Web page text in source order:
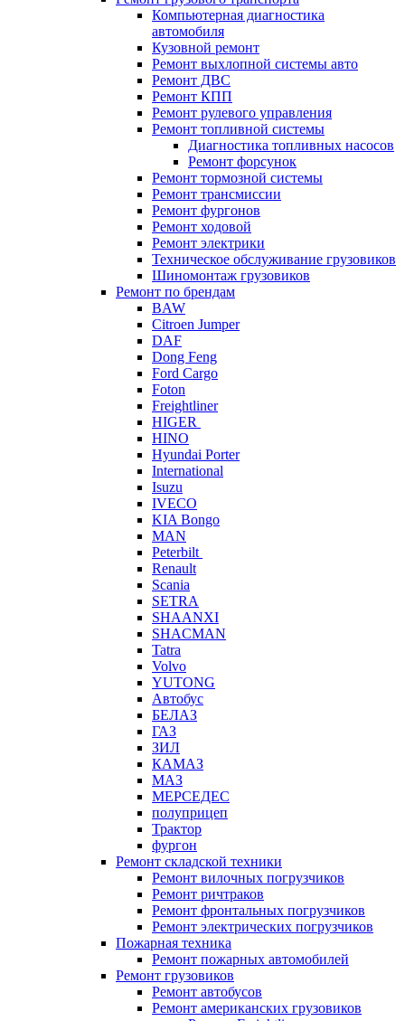
Компьютерная диагностика
автомобиля
Кузовной ремонт
Ремонт выхлопной системы авто
Ремонт ДВС
Ремонт КПП
Ремонт рулевого управления
Ремонт топливной системы
Диагностика топливных насосов
Ремонт форсунок
Ремонт тормозной системы
Ремонт трансмиссии
Ремонт фургонов
Ремонт ходовой
Ремонт электрики
Техническое обслуживание грузовиков
Шиномонтаж грузовиков
Ремонт по брендам
BAW
Citroen Jumper
DAF
Dong Feng
Ford Cargo
Foton
Freightliner
HIGER
HINO
Hyundai Porter
International
Isuzu
IVECO
KIA Bongo
MAN
Peterbilt
Renault
Scania
SETRA
SHAANXI
SHACMAN
Tatra
Volvo
YUTONG
Автобус
БЕЛАЗ
ГАЗ
ЗИЛ
КАМАЗ
МАЗ
МЕРСЕДЕС
полуприцеп
Трактор
фургон
Ремонт складской техники
Ремонт вилочных погрузчиков
Ремонт ричтраков
Ремонт фронтальных погрузчиков
Ремонт электрических погрузчиков
Пожарная техника
Ремонт пожарных автомобилей
Ремонт грузовиков
Ремонт автобусов
Ремонт американских грузовиков